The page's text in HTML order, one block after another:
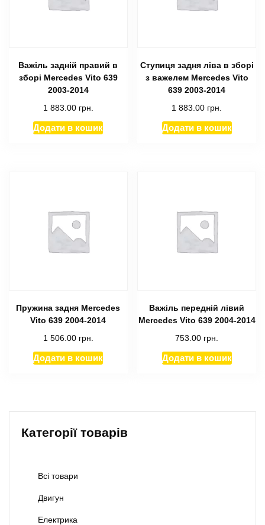
Важіль задній правий в
зборі Mercedes Vito 639
2003-2014
1 883.00 грн.
Додати в кошик
Ступиця задня ліва в зборі
з важелем Mercedes Vito
639 2003-2014
1 883.00 грн.
Додати в кошик
Пружина задня Mercedes
Vito 639 2004-2014
1 506.00 грн.
Додати в кошик
Важіль передній лівий
Mercedes Vito 639 2004-2014
753.00 грн.
Додати в кошик
Категорії товарів
Всі товари
Двигун
Електрика